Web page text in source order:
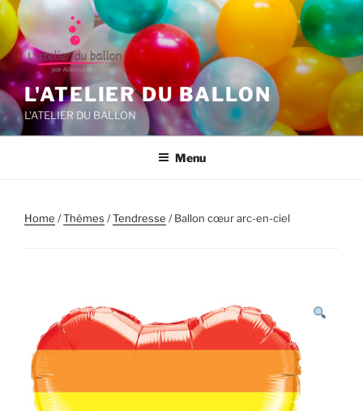
Aller
au
contenu
principal
L'ATELIER DU BALLON
L'ATELIER DU BALLON
Menu
Home /Thèmes /Tendresse / Ballon cœur arc-en-ciel